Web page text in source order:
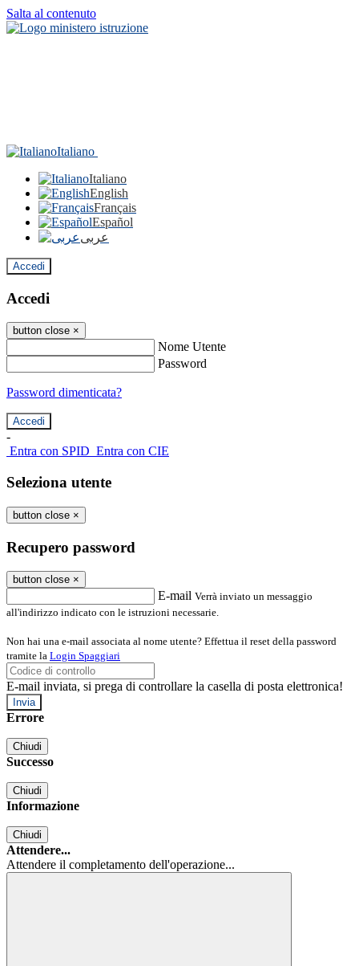
Salta al contenuto
Italiano
Italiano
English
Français
Español
عربى
Accedi
Accedi
button close ×
Nome Utente
Password
Password dimenticata?
-
Entra con SPID Entra con CIE
Seleziona utente
button close ×
Recupero password
button close ×
E-mail Verrà inviato un messaggio
all'indirizzo indicato con le istruzioni necessarie.
Non hai una e-mail associata al nome utente? Effettua il reset della password
tramite la Login Spaggiari
E-mail inviata, si prega di controllare la casella di posta elettronica!
Errore
Chiudi
Successo
Chiudi
Informazione
Chiudi
Attendere...
Attendere il completamento dell'operazione...